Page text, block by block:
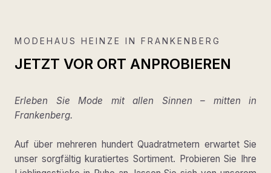
MODEHAUS HEINZE IN FRANKENBERG
JETZT VOR ORT ANPROBIEREN
Erleben Sie Mode mit allen Sinnen – mitten in
Frankenberg.
Auf über mehreren hundert Quadratmetern erwartet Sie
unser sorgfältig kuratiertes Sortiment. Probieren Sie Ihre